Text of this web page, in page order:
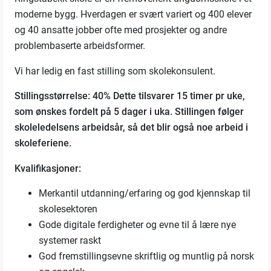
moderne bygg. Hverdagen er svært variert og 400 elever
og 40 ansatte jobber ofte med prosjekter og andre
problembaserte arbeidsformer.
Vi har ledig en fast stilling som skolekonsulent.
Stillingsstørrelse: 40% Dette tilsvarer 15 timer pr uke,
som ønskes fordelt på 5 dager i uka. Stillingen følger
skoleledelsens arbeidsår, så det blir også noe arbeid i
skoleferiene.
Kvalifikasjoner:
Merkantil utdanning/erfaring og god kjennskap til
skolesektoren
Gode digitale ferdigheter og evne til å lære nye
systemer raskt
God fremstillingsevne skriftlig og muntlig på norsk